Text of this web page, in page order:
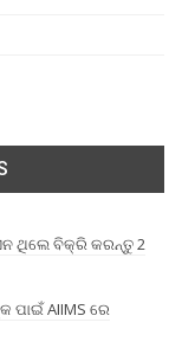
ଥିଲେ ବିକ୍ରି କରନ୍ତୁ 2
ପାଇଁ AIIMS ରେ